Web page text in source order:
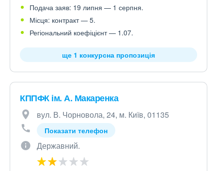
Подача заяв: 19 липня — 1 серпня.
Місця: контракт — 5.
Регіональний коефіцієнт — 1.07.
ще 1 конкурсна пропозиція
КППФК ім. А. Макаренка
вул. В. Чорновола, 24, м. Київ, 01135
Показати телефон
Державний.